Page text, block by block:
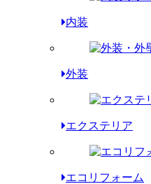
内装
外装
エクステリア
エコリフォーム